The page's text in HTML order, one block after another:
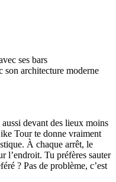
ses bars
son architecture moderne
devant des lieux moins
Tour te donne vraiment
À chaque arrêt, le
l’endroit. Tu préfères sauter
? Pas de problème, c’est